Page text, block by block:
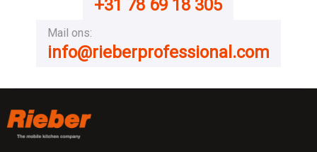
+31 78 69 18 305
Mail ons:
info@rieberprofessional.com